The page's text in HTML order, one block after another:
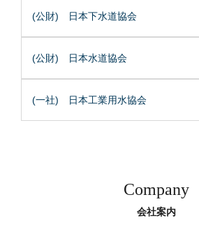
(公財) 日本下水道協会
(公財) 日本水道協会
(一社) 日本工業用水協会
Company
会社案内